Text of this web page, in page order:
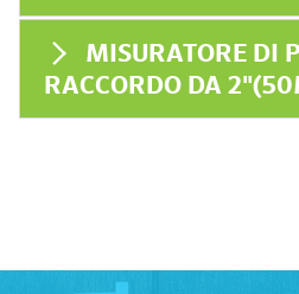
MISURATORE DI
RACCORDO DA